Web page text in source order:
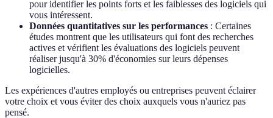
pour identifier les points forts et les faiblesses des logiciels qui
vous intéressent.
Données quantitatives sur les performances : Certaines
études montrent que les utilisateurs qui font des recherches
actives et vérifient les évaluations des logiciels peuvent
réaliser jusqu'à 30% d'économies sur leurs dépenses
logicielles.
Les expériences d'autres employés ou entreprises peuvent éclairer
votre choix et vous éviter des choix auxquels vous n'auriez pas
pensé.